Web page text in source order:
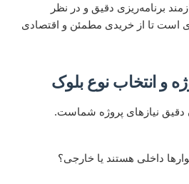
برنامه‌ریزی دقیق و در نظر
است تا از خریدی مطمئن و اقتصادی
نیازهای پروژه شماست.
داخلی هستند یا خارجی؟